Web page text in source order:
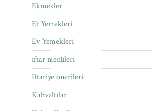
Ekmekler
Et Yemekleri
Ev Yemekleri
iftar menüleri
İftariye önerileri
Kahvaltılar